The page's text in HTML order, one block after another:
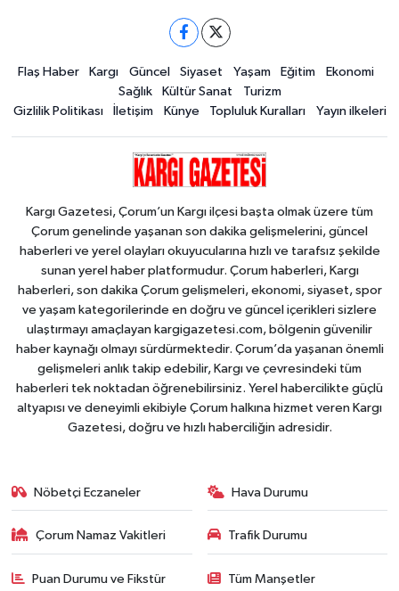
Flaş Haber Kargı Güncel Siyaset Yaşam Eğitim
Ekonomi
Sağlık
Kültür Sanat
Turizm
Gizlilik Politikası
İletişim Künye Topluluk Kuralları Yayın ilkeleri
Kargı Gazetesi, Çorum’un Kargı ilçesi başta olmak üzere tüm
Çorum genelinde yaşanan son dakika gelişmelerini, güncel
haberleri ve yerel olayları okuyucularına hızlı ve tarafsız şekilde
sunan yerel haber platformudur. Çorum haberleri, Kargı
haberleri, son dakika Çorum gelişmeleri, ekonomi, siyaset, spor
ve yaşam kategorilerinde en doğru ve güncel içerikleri sizlere
ulaştırmayı amaçlayan kargigazetesi.com, bölgenin güvenilir
haber kaynağı olmayı sürdürmektedir. Çorum’da yaşanan önemli
gelişmeleri anlık takip edebilir, Kargı ve çevresindeki tüm
haberleri tek noktadan öğrenebilirsiniz. Yerel habercilikte güçlü
altyapısı ve deneyimli ekibiyle Çorum halkına hizmet veren Kargı
Gazetesi, doğru ve hızlı haberciliğin adresidir.
Nöbetçi Eczaneler Hava Durumu
Çorum Namaz Vakitleri Trafik Durumu
Puan Durumu ve Fikstür Tüm Manşetler